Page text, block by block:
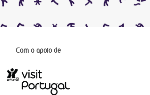
Com o apoio de